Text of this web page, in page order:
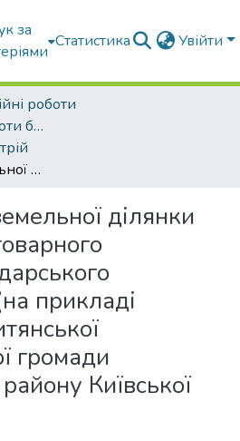
за
Статистика Увійти
роботи
Кваліфікаційні роботи бакалаврів
Формування земельної ділянки для ведення товарного сільськогосподарського виробництва (на прикладі території Калитянської територіальної громади Броварського району Київської області)
ділянки
прикладі
громади
Київської